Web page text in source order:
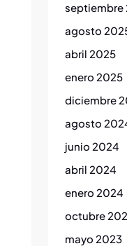
septiembre
agosto
abril 2025
enero 2025
diciembre
agosto
junio 2024
abril 2024
enero 2024
octubre
mayo 2023